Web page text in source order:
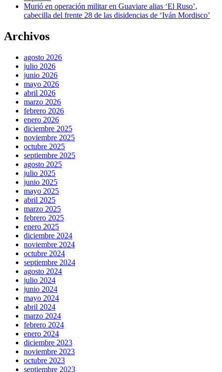
Murió en operación militar en Guaviare alias ‘El Ruso’,
cabecilla del frente 28 de las disidencias de ‘Iván Mordisco’
Archivos
agosto 2026
julio 2026
junio 2026
mayo 2026
abril 2026
marzo 2026
febrero 2026
enero 2026
diciembre 2025
noviembre 2025
octubre 2025
septiembre 2025
agosto 2025
julio 2025
junio 2025
mayo 2025
abril 2025
marzo 2025
febrero 2025
enero 2025
diciembre 2024
noviembre 2024
octubre 2024
septiembre 2024
agosto 2024
julio 2024
junio 2024
mayo 2024
abril 2024
marzo 2024
febrero 2024
enero 2024
diciembre 2023
noviembre 2023
octubre 2023
septiembre 2023